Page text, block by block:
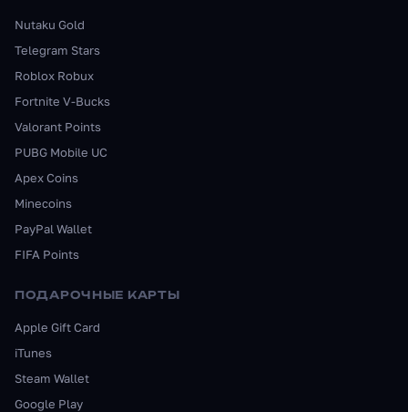
Nutaku Gold
Telegram Stars
Roblox Robux
Fortnite V-Bucks
Valorant Points
PUBG Mobile UC
Apex Coins
Minecoins
PayPal Wallet
FIFA Points
ПОДАРОЧНЫЕ КАРТЫ
Apple Gift Card
iTunes
Steam Wallet
Google Play